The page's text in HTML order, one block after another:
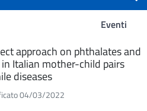
Eventi
approach on phthalates and
Italian mother-child pairs
diseases
04/03/2022